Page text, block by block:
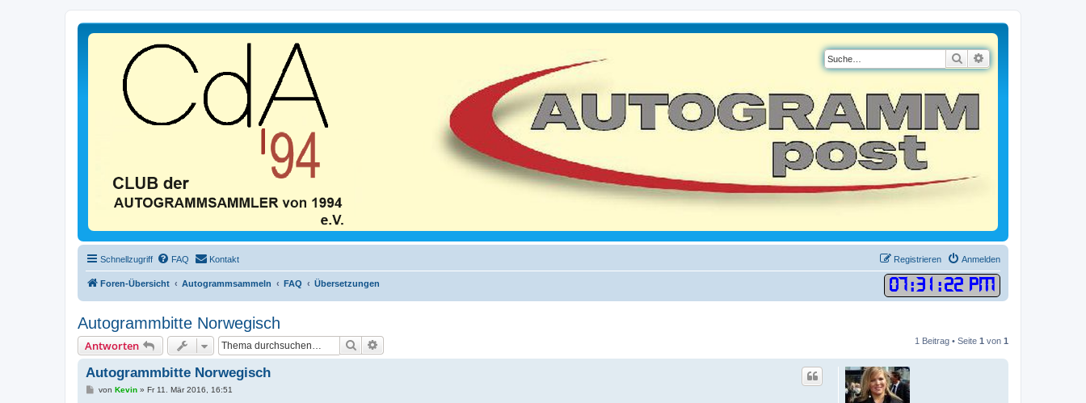
Suche
Schnellzugriff FAQ Kontakt Anmelden
Registrieren
Foren-Übersicht Autogrammsammeln FAQ Übersetzungen 07:31 :22 PM
Autogrammbitte Norwegisch
Antworten Suche 1 Beitrag • Seite 1 von 1
Autogrammbitte Norwegisch
Bvon Kevin» Fr 11. Mär 2016, 16:51